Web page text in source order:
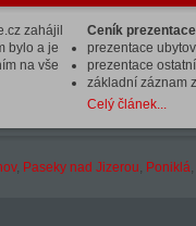
zahájil
bylo a je
na vše
Ceník
prezentace
prezentace
základní záznam
Celý článek...
, Paseky nad Jizerou, Poniklá,